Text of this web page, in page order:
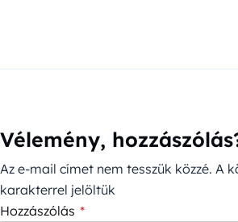
Vélemény,
Az e-mail címet nem tesszük közzé. A
karakterrel jelöltük
Hozzászólás *